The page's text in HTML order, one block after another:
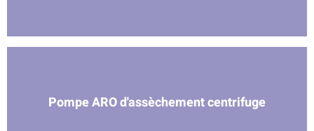
Pompe ARO d'assèchement centrifuge